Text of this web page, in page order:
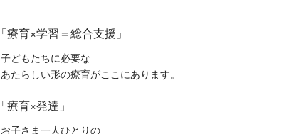
「療育×学習＝総合支援」
子どもたちに必要な
あたらしい形の療育がここにあります。
「療育×発達」
お子さま一人ひとりの